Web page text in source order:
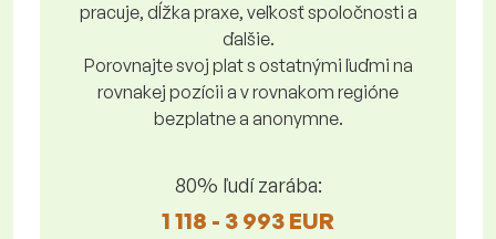
pracuje, dĺžka praxe, veľkosť spoločnosti a
ďalšie.
Porovnajte svoj plat s ostatnými ľuďmi na
rovnakej pozícii a v rovnakom regióne
bezplatne a anonymne.
80% ľudí zarába:
1 118 - 3 993 EUR